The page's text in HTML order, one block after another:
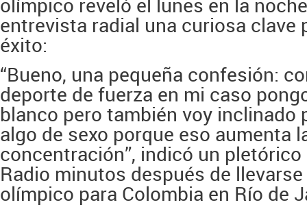
olímpico reveló el lunes en la
entrevista radial una curiosa clave
éxito:
“Bueno, una pequeña confesión:
deporte de fuerza en mi caso
blanco pero también voy inclinado
algo de sexo porque eso aumenta
concentración”, indicó un pletórico
Radio minutos después de
olímpico para Colombia en Río de